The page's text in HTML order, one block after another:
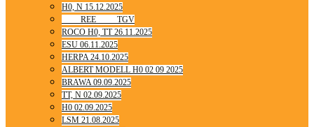
H0, N 15.12.2025
____ REE ____ TGV
ROCO H0, TT 26.11.2025
ESU 06.11.2025
HERPA 24.10.2025
ALBERT MODELL H0 02 09 2025
BRAWA 09.09.2025
TT, N 02.09.2025
H0 02.09.2025
LSM 21.08.2025